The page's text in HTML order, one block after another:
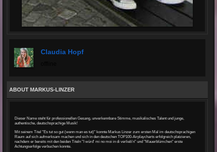
Claudia Hopf
ABOUT MARKUS-LINZER
Dieser Name steht für professionellen Gesang, unverkennbare Stimme, musikalisches Talent und junge,
authentische, deutschsprachige Musik!
Mit seinem Titel "Es tut so gut (wenn man es tut)" konnte Markus Linzer zum ersten Mal im deutschsprachigen
Raum auf sich aufmerksam machen und sich in den deutschen TOP100-Airplaycharts erfolgreich platzieren,
nachdem er bereits mit den beiden Titeln "I würd' mi no moi in di verlieb'n" und "Mauerblümchen" erste
Achtungserfolge verbuchen konnte.